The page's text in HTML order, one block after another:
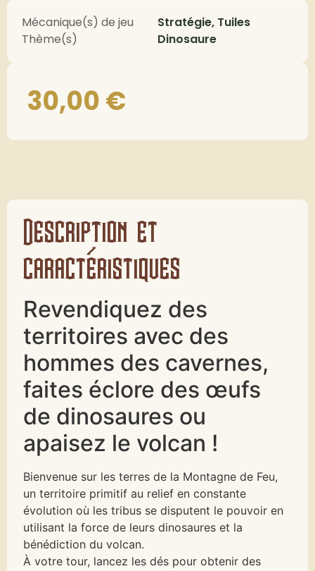
Mécanique(s) de jeu
Stratégie, Tuiles
Thème(s)
Dinosaure
30,00€
Description et
caractéristiques
Revendiquez des
territoires avec des
hommes des cavernes,
faites éclore des œufs
de dinosaures ou
apaisez le volcan !
Bienvenue sur les terres de la Montagne de Feu,
un territoire primitif au relief en constante
évolution où les tribus se disputent le pouvoir en
utilisant la force de leurs dinosaures et la
bénédiction du volcan.
À votre tour, lancez les dés pour obtenir des